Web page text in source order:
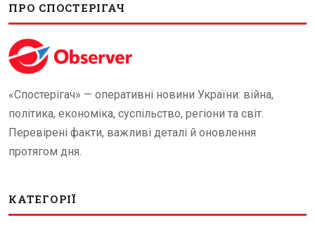
ПРО СПОСТЕРІГАЧ
«Спостерігач» — оперативні новини України: війна,
політика, економіка, суспільство, регіони та світ.
Перевірені факти, важливі деталі й оновлення
протягом дня.
КАТЕГОРІЇ